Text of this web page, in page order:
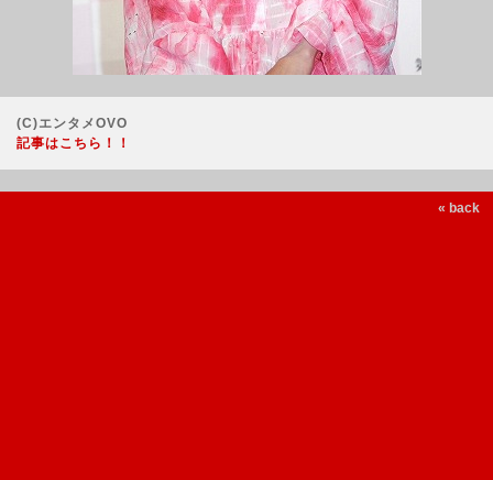
(C)エンタメOVO
記事はこちら！！
« back